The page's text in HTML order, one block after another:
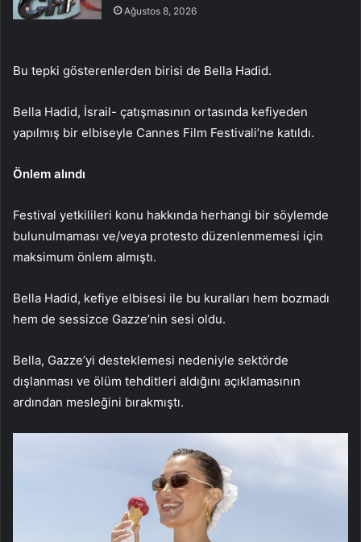
Ağustos 8, 2026
Bu tepki gösterenlerden birisi de Bella Hadid.
Bella Hadid, İsrail- çatışmasının ortasında kefiyeden
yapılmış bir elbiseyle Cannes Film Festivali’ne katıldı.
Önlem alındı
Festival yetkilileri konu hakkında herhangi bir söylemde
bulunulmaması ve/veya protesto düzenlenmemesi için
maksimum önlem almıştı.
Bella Hadid, kefiye elbisesi ile bu kuralları hem bozmadı
hem de sessizce Gazze’nin sesi oldu.
Bella, Gazze’yi desteklemesi nedeniyle sektörde
dışlanması ve ölüm tehditleri aldığını açıklamasının
ardından mesleğini bırakmıştı.